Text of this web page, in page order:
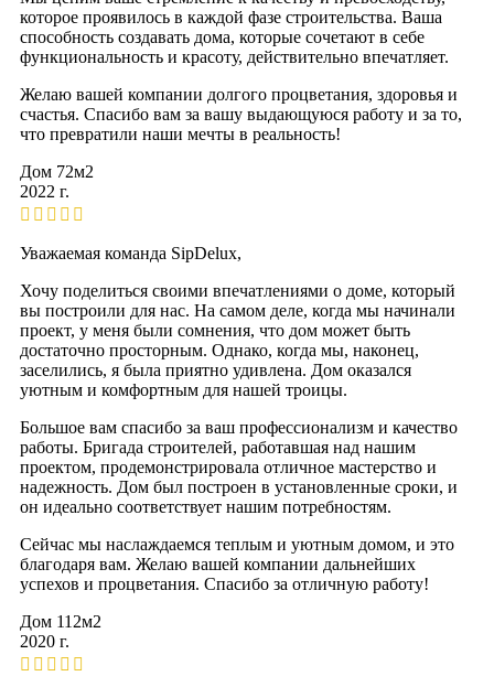
которое проявилось в каждой фазе строительства. Ваша
способность создавать дома, которые сочетают в себе
функциональность и красоту, действительно впечатляет.
Желаю вашей компании долгого процветания, здоровья и
счастья. Спасибо вам за вашу выдающуюся работу и за то,
что превратили наши мечты в реальность!
Дом 72м2
2022 г.
Уважаемая команда SipDelux,
Хочу поделиться своими впечатлениями о доме, который
вы построили для нас. На самом деле, когда мы начинали
проект, у меня были сомнения, что дом может быть
достаточно просторным. Однако, когда мы, наконец,
заселились, я была приятно удивлена. Дом оказался
уютным и комфортным для нашей троицы.
Большое вам спасибо за ваш профессионализм и качество
работы. Бригада строителей, работавшая над нашим
проектом, продемонстрировала отличное мастерство и
надежность. Дом был построен в установленные сроки, и
он идеально соответствует нашим потребностям.
Сейчас мы наслаждаемся теплым и уютным домом, и это
благодаря вам. Желаю вашей компании дальнейших
успехов и процветания. Спасибо за отличную работу!
Дом 112м2
2020 г.